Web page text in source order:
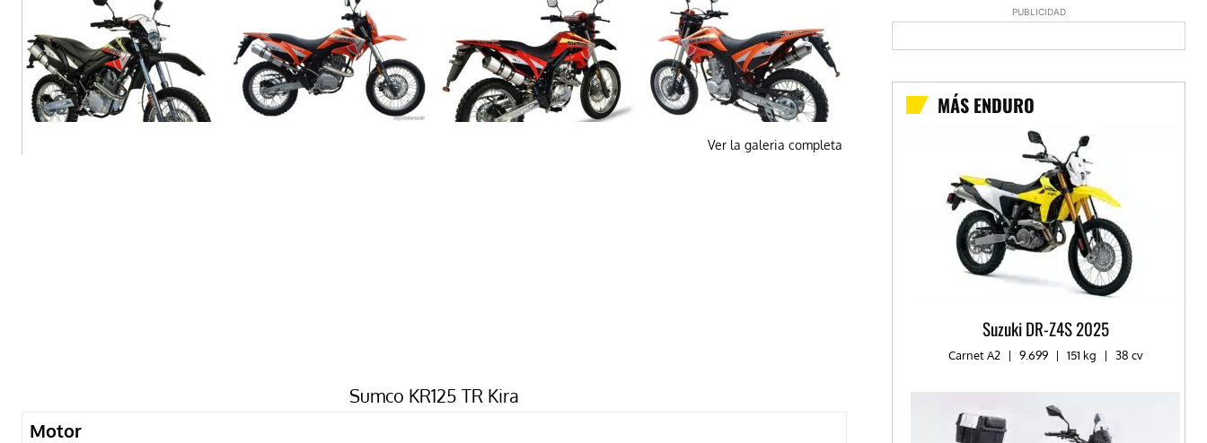
Ver la galeria completa
Sumco KR125 TR Kira
Motor
PUBLICIDAD
MÁS ENDURO
Suzuki DR-Z4S 2025
Carnet A2 | 9.699 | 151 kg | 38 cv